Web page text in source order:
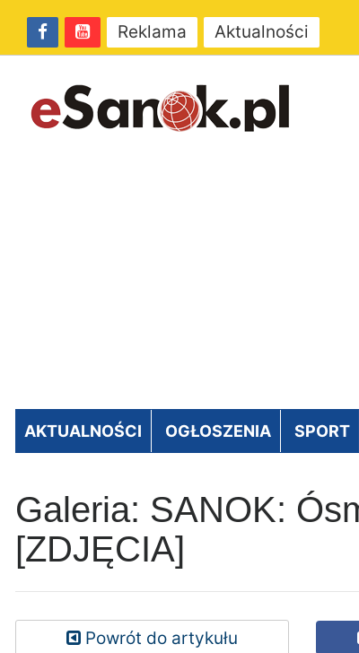
Reklama Aktualności
AKTUALNOŚCI OGŁOSZENIA SPORT
Galeria: SANOK:
[ZDJĘCIA]
Powrót do artykułu